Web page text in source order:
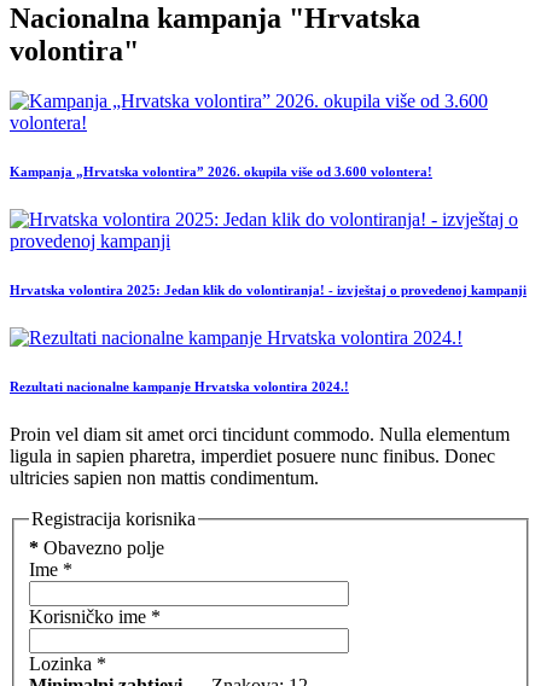
Nacionalna kampanja "Hrvatska
volontira"
Kampanja „Hrvatska volontira” 2026. okupila više od 3.600 volontera!
Hrvatska volontira 2025: Jedan klik do volontiranja! - izvještaj o provedenoj kampanji
Rezultati nacionalne kampanje Hrvatska volontira 2024.!
Proin vel diam sit amet orci tincidunt commodo. Nulla elementum
ligula in sapien pharetra, imperdiet posuere nunc finibus. Donec
ultricies sapien non mattis condimentum.
Registracija korisnika
* Obavezno polje
Ime *
Korisničko ime *
Lozinka *